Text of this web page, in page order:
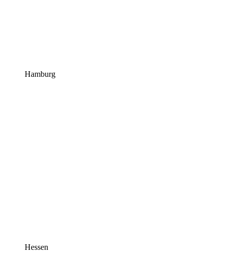
Hamburg
Hessen